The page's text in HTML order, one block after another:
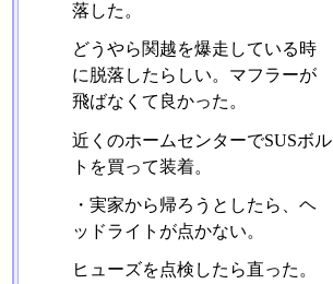
落した。
どうやら関越を爆走している時
に脱落したらしい。マフラーが
飛ばなくて良かった。
近くのホームセンターでSUSボル
トを買って装着。
・実家から帰ろうとしたら、ヘ
ッドライトが点かない。
ヒューズを点検したら直った。